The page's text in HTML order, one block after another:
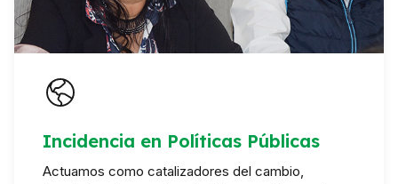
Incidencia en Políticas Públicas
Actuamos como catalizadores del cambio,